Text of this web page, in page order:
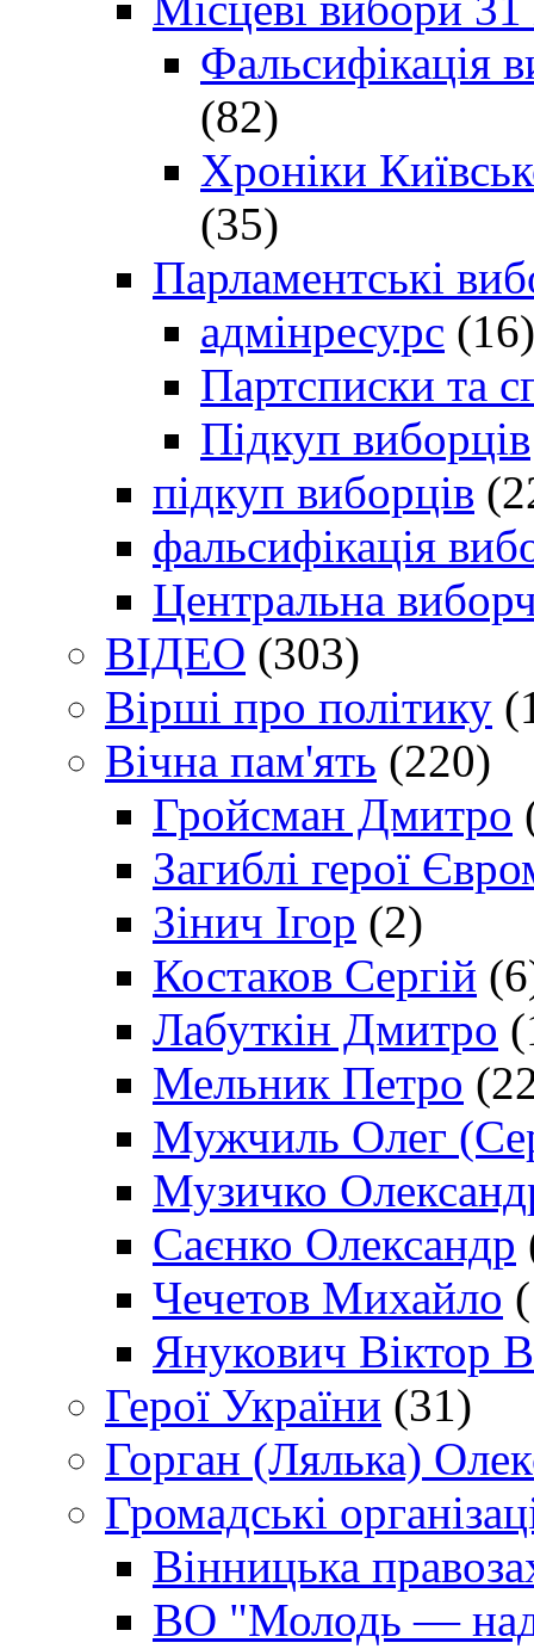
Фальсифікація
(82)
Хроніки
(35)
Парламентські
адмінресурс (16)
Партсписки та
Підкуп виборців
підкуп виборців
фальсифікація
Центральна
ВІДЕО (303)
Вірші про політику
Вічна пам'ять (220)
Гройсман Дмитро
Загиблі герої
Зінич Ігор (2)
Костаков Сергій
Лабуткін Дмитро
Мельник Петро
Мужчиль Олег
Музичко
Саєнко Олександр
Чечетов Михайло
Янукович Віктор
Герої України (31)
Горган (Лялька)
Громадські
Вінницька
ВО "Молодь —